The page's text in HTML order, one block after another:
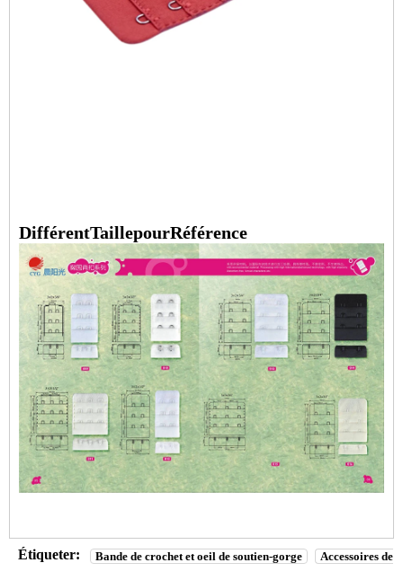
DifférentTaillepourRéférence
Étiqueter: Bande de crochet et oeil de soutien-gorge
Accessoires de